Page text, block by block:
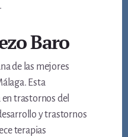
Baro
de las mejores
Esta
trastornos del
y trastornos
terapias